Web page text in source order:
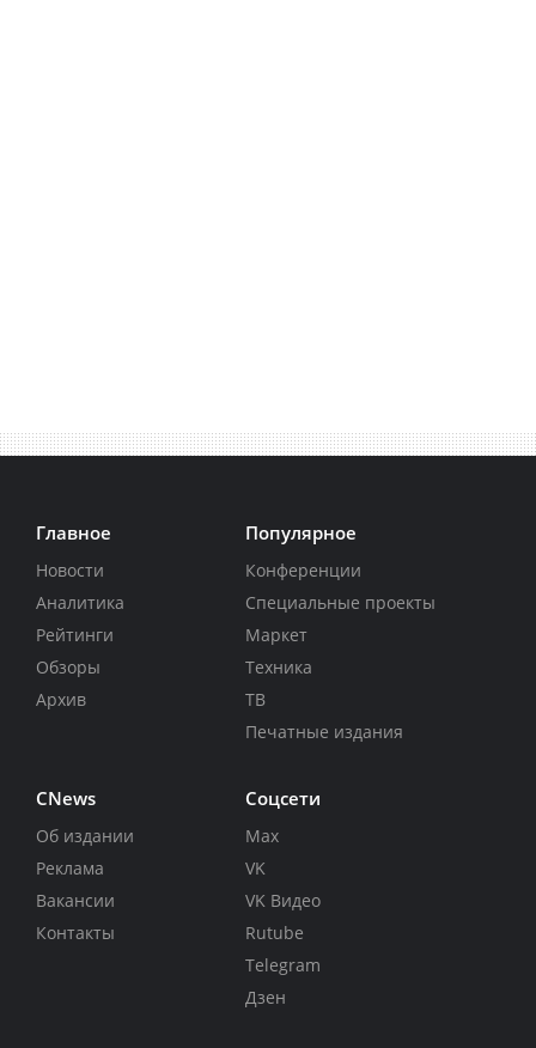
Главное
Новости
Аналитика
Рейтинги
Обзоры
Архив
Популярное
Конференции
Специальные проекты
Маркет
Техника
ТВ
Печатные издания
CNews
Об издании
Реклама
Вакансии
Контакты
Соцсети
Max
VK
VK Видео
Rutube
Telegram
Дзен